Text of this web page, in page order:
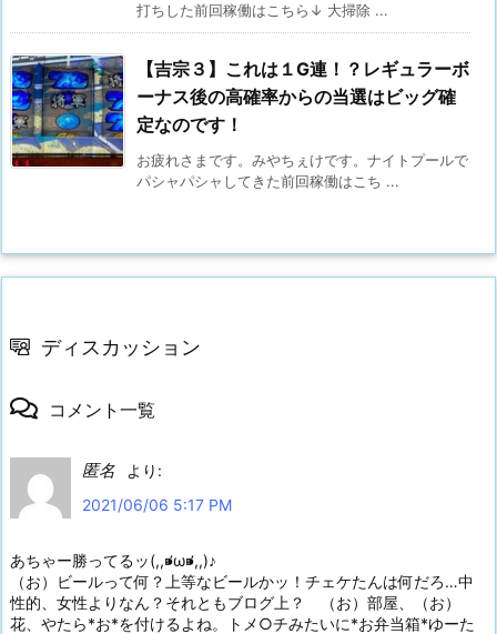
打ちした前回稼働はこちら↓ 大掃除 ...
【吉宗３】これは１G連！？レギュラーボ
ーナス後の高確率からの当選はビッグ確
定なのです！
お疲れさまです。みやちぇけです。ナイトプールで
パシャパシャしてきた前回稼働はこち ...
ディスカッション
コメント一覧
匿名
より:
2021/06/06 5:17 PM
あちゃー勝ってるッ(,,⁍̴̛ω⁍̴̛,,)♪
（お）ビールって何？上等なビールかッ！チェケたんは何だろ…中
性的、女性よりなん？それともブログ上？ （お）部屋、（お）
花、やたら*お*を付けるよね。トメ○チみたいに*お弁当箱*ゆーた